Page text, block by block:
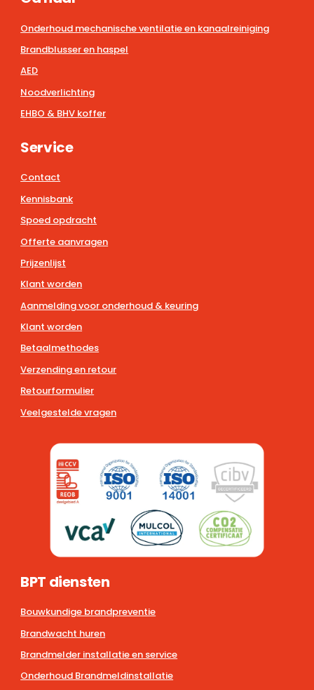
Onderhoud mechanische ventilatie en kanaalreiniging
Brandblusser en haspel
AED
Noodverlichting
EHBO & BHV koffer
Service
Contact
Kennisbank
Spoed opdracht
Offerte aanvragen
Prijzenlijst
Klant worden
Aanmelding voor onderhoud & keuring
Klant worden
Betaalmethodes
Verzending en retour
Retourformulier
Veelgestelde vragen
BPT diensten
Bouwkundige brandpreventie
Brandwacht huren
Brandmelder installatie en service
Onderhoud Brandmeldinstallatie